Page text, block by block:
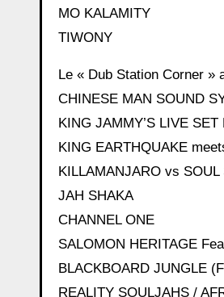
MO KALAMITY
TIWONY
Le « Dub Station Corner
CHINESE MAN SOUND
KING JAMMY’S LIVE
KING EARTHQUAKE
KILLAMANJARO vs SOUL
JAH SHAKA
CHANNEL ONE
SALOMON HERITAGE
BLACKBOARD JUNGLE
REALITY SOULJAHS /